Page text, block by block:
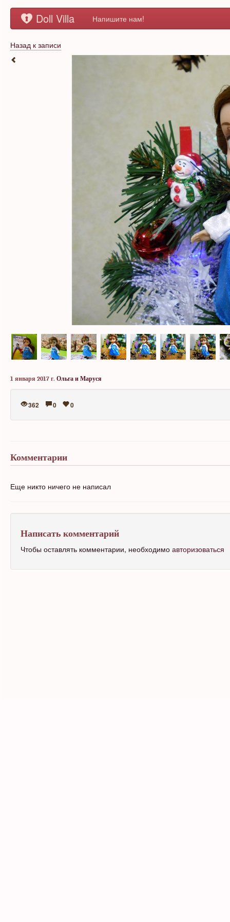
Doll Villa Напишите нам!
Назад к записи
1 января 2017 г. Ольга и Маруся
362 0 0
Комментарии
Еще никто ничего не написал
Написать комментарий
Чтобы оставлять комментарии, необходимо авторизоваться